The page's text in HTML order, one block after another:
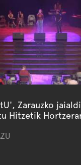
Zarauzko
Hitzetik